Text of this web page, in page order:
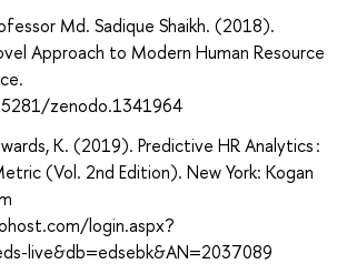
Md. Sadique Shaikh. (2018).
Approach to Modern Human Resource
zenodo.1341964
K. (2019). Predictive HR Analytics :
(Vol. 2nd Edition). New York: Kogan
login.aspx?
live&db=edsebk&AN=2037089